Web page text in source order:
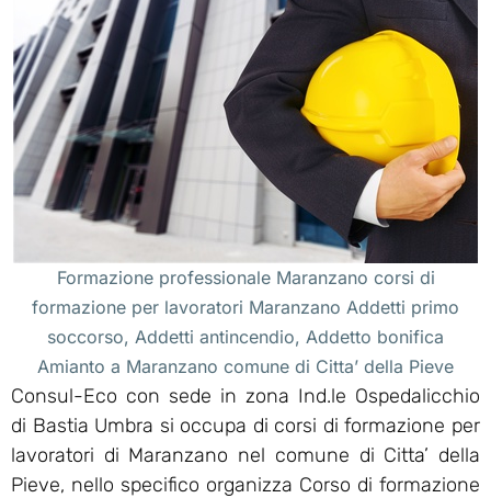
Formazione professionale Maranzano corsi di
formazione per lavoratori Maranzano Addetti primo
soccorso, Addetti antincendio, Addetto bonifica
Amianto a Maranzano comune di Citta’ della Pieve
Consul-Eco con sede in zona Ind.le Ospedalicchio
di Bastia Umbra si occupa di corsi di formazione per
lavoratori di Maranzano nel comune di Citta’ della
Pieve, nello specifico organizza Corso di formazione